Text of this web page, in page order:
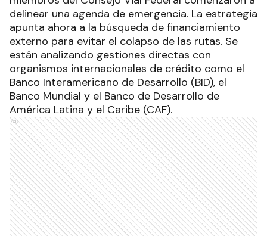
delinear una agenda de emergencia. La estrategia
apunta ahora a la búsqueda de financiamiento
externo para evitar el colapso de las rutas. Se
están analizando gestiones directas con
organismos internacionales de crédito como el
Banco Interamericano de Desarrollo (BID), el
Banco Mundial y el Banco de Desarrollo de
América Latina y el Caribe (CAF).
Ads